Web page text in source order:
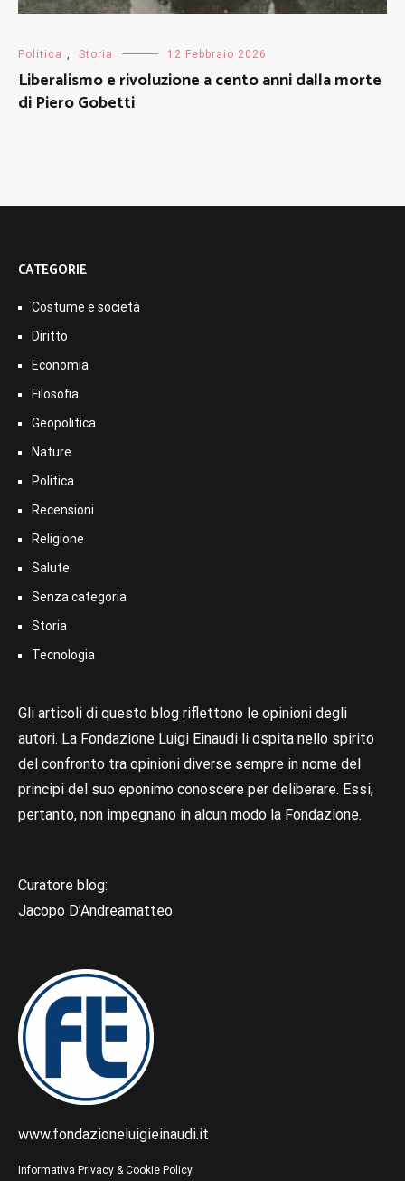
Politica , Storia 12 Febbraio 2026
Liberalismo e rivoluzione a cento anni dalla morte
di Piero Gobetti
CATEGORIE
Costume e società
Diritto
Economia
Filosofia
Geopolitica
Nature
Politica
Recensioni
Religione
Salute
Senza categoria
Storia
Tecnologia
Gli articoli di questo blog riflettono le opinioni degli
autori. La Fondazione Luigi Einaudi li ospita nello spirito
del confronto tra opinioni diverse sempre in nome del
principi del suo eponimo conoscere per deliberare. Essi,
pertanto, non impegnano in alcun modo la Fondazione.
Curatore blog:
Jacopo D’Andreamatteo
www.fondazioneluigieinaudi.it
Informativa Privacy & Cookie Policy